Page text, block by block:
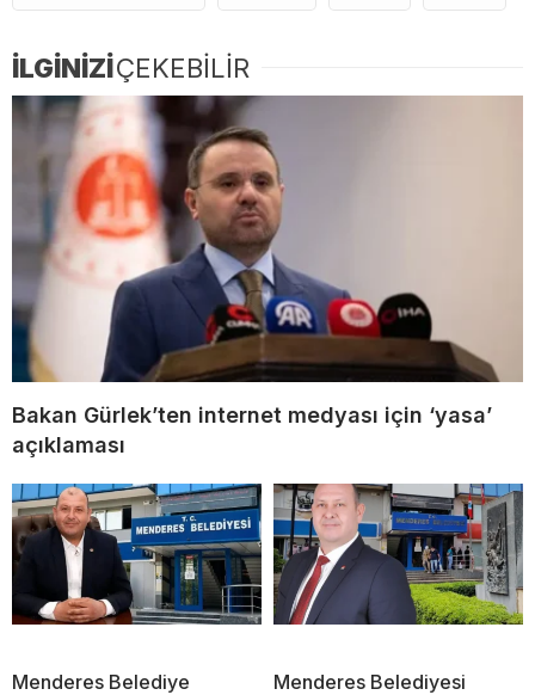
İLGİNİZİÇEKEBİLİR
Bakan Gürlek’ten internet medyası için ‘yasa’
açıklaması
Menderes Belediye
Menderes Belediyesi